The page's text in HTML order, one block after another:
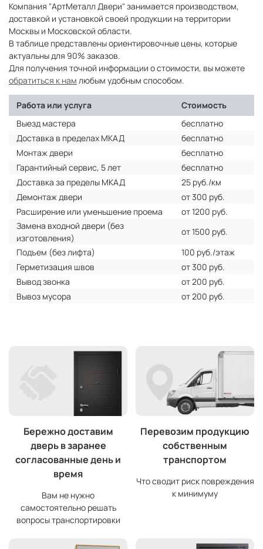
Компания "АртМеталл Двери" занимается производством,
доставкой и установкой своей продукции на территории
Москвы и Московской области.
В таблице представлены ориентировочные цены, которые
актуальны для 90% заказов.
Для получения точной информации о стоимости, вы можете
обратиться к нам любым удобным способом.
Работа или услуга
Стоимость
Выезд мастера
бесплатно
Доставка в пределах МКАД
бесплатно
Монтаж двери
бесплатно
Гарантийный сервис, 5 лет
бесплатно
Доставка за пределы МКАД
25 руб./км
Демонтаж двери
от 300 руб.
Расширение или уменьшение проема
от 1200 руб.
Замена входной двери (без
изготовления)
от 1500 руб.
Подъем (без лифта)
100 руб./этаж
Герметизация швов
от 300 руб.
Вывод звонка
от 200 руб.
Вывоз мусора
от 200 руб.
Бережно доставим
дверь в заранее
согласованные день и
время
Вам не нужно
самостоятельно решать
вопросы транспортировки
Перевозим продукцию
собственным
транспортом
Что сводит риск повреждения
к минимуму